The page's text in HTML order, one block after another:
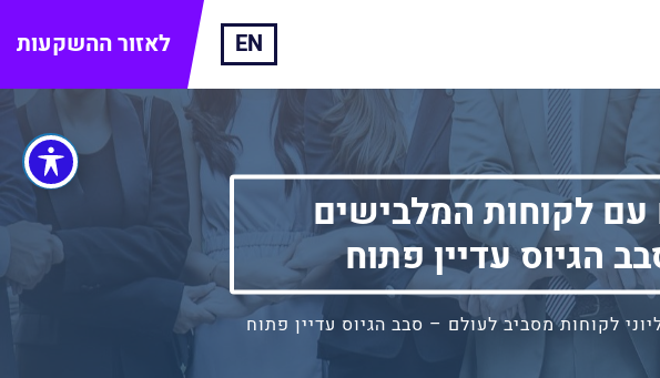
לאזור ההשקעות EN
חתמה על כ-12 חוזים עם לקוחות המלבישים
הגיוס עדיין פתוח